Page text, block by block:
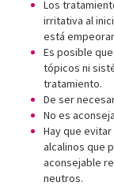
Los
irritativa al
está
Es posible
tópicos ni
tratamiento.
De ser
No es
Hay que
alcalinos que
aconsejable
neutros.